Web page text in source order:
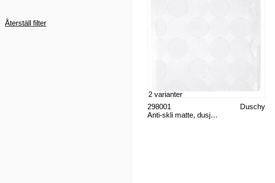
Återställ filter
Anti-skli matte, dusj kar
Duschy
298001
2 varianter